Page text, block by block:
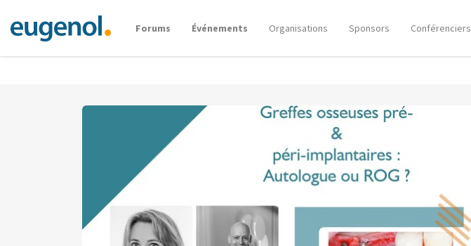
Forums Événements Organisations Sponsors Conférenciers